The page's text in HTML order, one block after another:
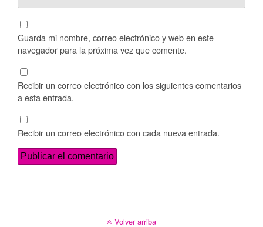
Guarda mi nombre, correo electrónico y web en este
navegador para la próxima vez que comente.
Recibir un correo electrónico con los siguientes comentarios
a esta entrada.
Recibir un correo electrónico con cada nueva entrada.
Volver arriba